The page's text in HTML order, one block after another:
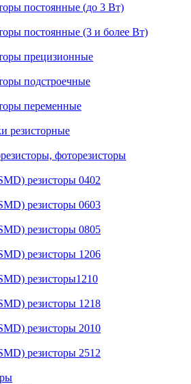
постоянные (до 3 Вт)
постоянные (3 и более Вт)
прецизионные
подстроечные
переменные
резисторные
фоторезисторы
резисторы 0402
резисторы 0603
резисторы 0805
резисторы 1206
резисторы1210
резисторы 1218
резисторы 2010
резисторы 2512